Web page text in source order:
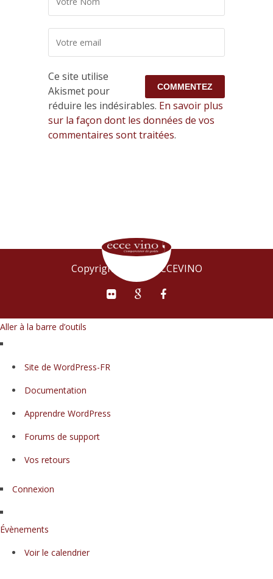
Ce site utilise
Akismet pour
réduire les indésirables. En savoir plus
sur la façon dont les données de vos
commentaires sont traitées.
Copyright © 2015 ECCEVINO
Aller à la barre d’outils
WordPress
Site de WordPress-FR
Documentation
Apprendre WordPress
Forums de support
Vos retours
Connexion
Évènements
Voir le calendrier